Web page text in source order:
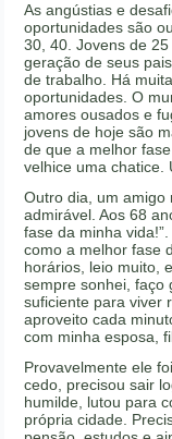
As angústias e
oportunidades são
30, 40. Jovens de
geração de seus
de trabalho. Há
oportunidades. O
amores ousados e
jovens de hoje são
de que a melhor
velhice uma chatice.
Outro dia, um amigo
admirável. Aos 68
fase da minha
como a melhor fase
horários, leio muito,
sempre sonhei, faço
suficiente para viver
aproveito cada
com minha esposa,
Provavelmente ele
cedo, precisou sair
humilde, lutou para
própria cidade.